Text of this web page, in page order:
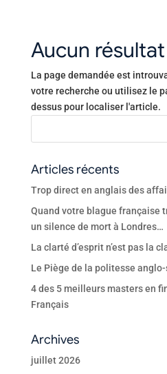
Aucun résultat
La page demandée est
votre recherche ou utilisez le
dessus pour localiser l'article.
Articles récents
Trop direct en anglais des
Quand votre blague française
un silence de mort à Londres…
La clarté d’esprit n’est pas la
Le Piège de la politesse
4 des 5 meilleurs masters en
Français
Archives
juillet 2026